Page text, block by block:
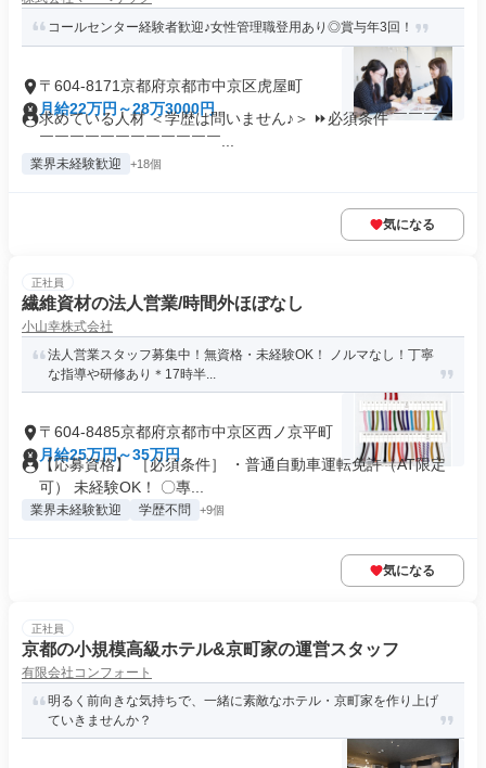
コールセンター経験者歓迎♪女性管理職登用あり◎賞与年3回！
〒604-8171京都府京都市中京区虎屋町
月給22万円～28万3000円
求めている人材 ＜学歴は問いません♪＞ ⏩必須条件 ￣￣￣￣
￣￣￣￣￣￣￣￣￣￣￣￣...
業界未経験歓迎 +18個
気になる
正社員
繊維資材の法人営業/時間外ほぼなし
小山幸株式会社
法人営業スタッフ募集中！無資格・未経験OK！ ノルマなし！丁寧
な指導や研修あり＊17時半...
〒604-8485京都府京都市中京区西ノ京平町
月給25万円～35万円
【応募資格】 ［必須条件］ ・普通自動車運転免許（AT限定
可） 未経験OK！ 〇專...
業界未経験歓迎 学歴不問 +9個
気になる
正社員
京都の小規模高級ホテル&京町家の運営スタッフ
有限会社コンフォート
明るく前向きな気持ちで、一緒に素敵なホテル・京町家を作り上げ
ていきませんか？